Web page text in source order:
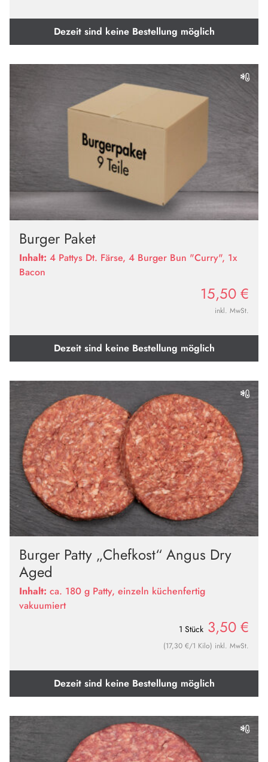
Dezeit sind keine Bestellung möglich
Burger Paket
Inhalt: 4 Pattys Dt. Färse, 4 Burger Bun "Curry", 1x
Bacon
15,50 €
inkl. MwSt.
Dezeit sind keine Bestellung möglich
Burger Patty „Chefkost“ Angus Dry
Aged
Inhalt: ca. 180 g Patty, einzeln küchenfertig
vakuumiert
1 Stück 3,50 €
(17,30 €/1 Kilo) inkl. MwSt.
Dezeit sind keine Bestellung möglich